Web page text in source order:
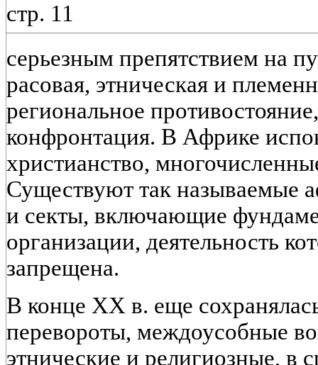
стр. 11
серьезным препятствием на
расовая, этническая и
региональное
конфронтация. В Африке
христианство,
Существуют так называемые
и секты, включающие
организации, деятельность
запрещена.
В конце XX в. еще
перевороты, междоусобные
этнические и религиозные, в